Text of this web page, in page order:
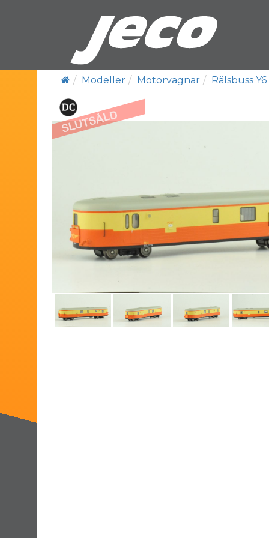
Modeller Motorvagnar Rälsbuss Y6